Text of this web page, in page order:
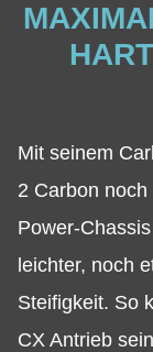
Mit seinem
2 Carbon
Power-
leichter, noch
Steifigkeit. So
CX Antrieb